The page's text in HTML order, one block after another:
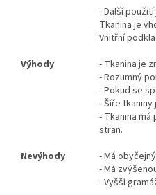
- Další
Tkanina je
Vnitřní
Výhody
- Tkanina je
- Rozumný
- Pokud se
- Šíře
- Tkanina
stran.
Nevýhody
- Má
- Má
- Vyšší